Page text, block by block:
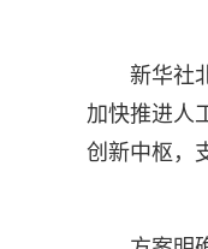
新华社
加快推进人
创新中枢，